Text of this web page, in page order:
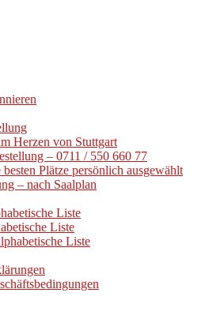
Herzen von Stuttgart
– 0711 / 550 660 77
Plätze persönlich ausgewählt
– nach Saalplan
Liste
Liste
Liste